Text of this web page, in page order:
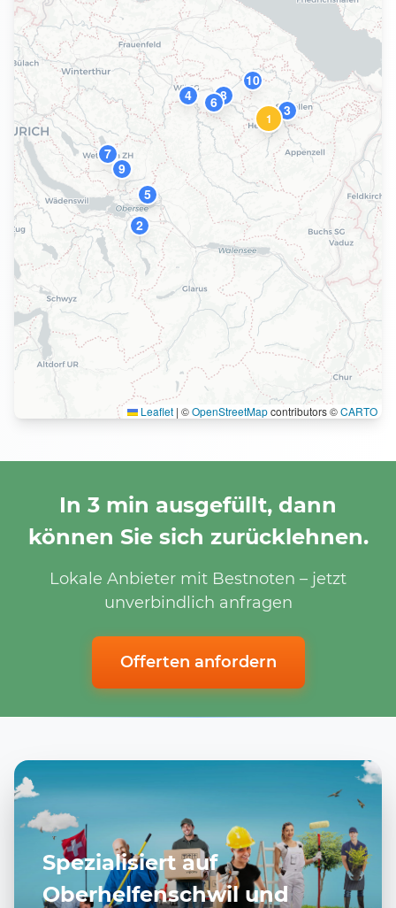
1
2
3
4
5
6
7
8
9
10
Leaflet | ©OpenStreetMapcontributors ©CARTO
In 3 min ausgefüllt, dann
können Sie sich zurücklehnen.
Lokale Anbieter mit Bestnoten – jetzt
unverbindlich anfragen
Offerten anfordern
Spezialisiert auf
Oberhelfenschwil und